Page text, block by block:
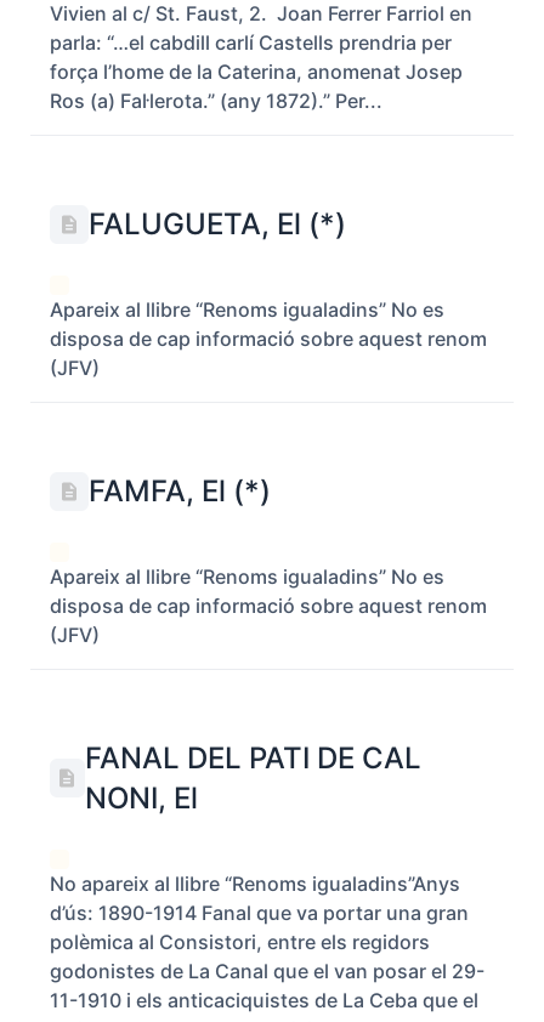
Vivien al c/ St. Faust, 2. Joan Ferrer Farriol en
parla: “…el cabdill carlí Castells prendria per
força l’home de la Caterina, anomenat Josep
Ros (a) Fal·lerota.” (any 1872).” Per...
FALUGUETA, El (*)
Apareix al llibre “Renoms igualadins” No es
disposa de cap informació sobre aquest renom
(JFV)
FAMFA, El (*)
Apareix al llibre “Renoms igualadins” No es
disposa de cap informació sobre aquest renom
(JFV)
FANAL DEL PATI DE CAL
NONI, El
No apareix al llibre “Renoms igualadins”Anys
d’ús: 1890-1914 Fanal que va portar una gran
polèmica al Consistori, entre els regidors
godonistes de La Canal que el van posar el 29-
11-1910 i els anticaciquistes de La Ceba que el